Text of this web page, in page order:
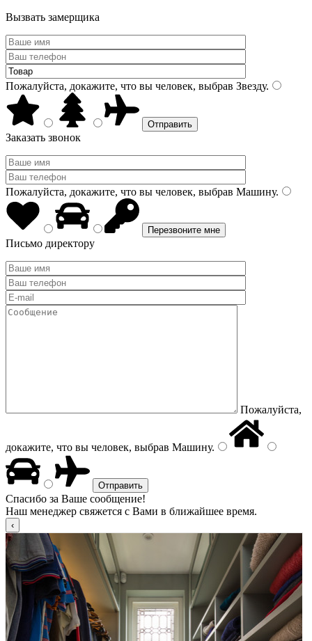
Вызвать замерщика
Пожалуйста, докажите, что вы человек, выбрав Звезду.
Заказать звонок
Пожалуйста, докажите, что вы человек, выбрав Машину.
Письмо директору
Пожалуйста,
докажите, что вы человек, выбрав Машину.
Спасибо за Ваше сообщение!
Наш менеджер свяжется с Вами в ближайшее время.